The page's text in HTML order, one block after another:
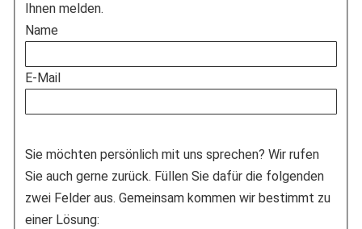
Ihnen melden.
Name
E-Mail
Sie möchten persönlich mit uns sprechen? Wir rufen
Sie auch gerne zurück. Füllen Sie dafür die folgenden
zwei Felder aus. Gemeinsam kommen wir bestimmt zu
einer Lösung: